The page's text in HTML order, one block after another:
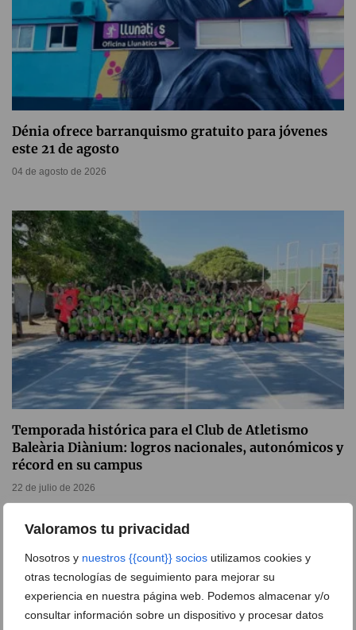
Valoramos tu privacidad
Nosotros y nuestros {{count}} socios utilizamos cookies y
otras tecnologías de seguimiento para mejorar su
experiencia en nuestra página web. Podemos almacenar y/o
consultar información sobre un dispositivo y procesar datos
Dénia ofrece barranquismo gratuito para jóvenes
este 21 de agosto
04 de agosto de 2026
Temporada histórica para el Club de Atletismo
Baleària Diànium: logros nacionales, autonómicos y
récord en su campus
22 de julio de 2026